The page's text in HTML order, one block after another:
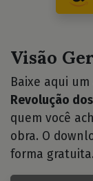
Visão
Baixe aqui
Revolução
quem você
obra. O
forma gratuita.